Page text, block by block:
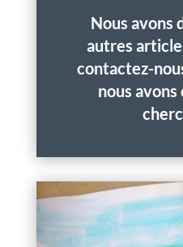
Nous avons
autres
contactez-
nous avons